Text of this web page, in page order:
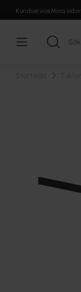
KundserviceMina sidor